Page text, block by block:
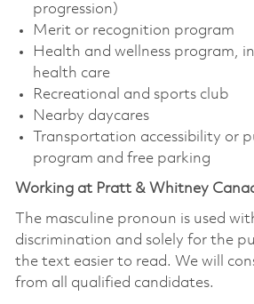
progression)
Merit or recognition program
Health and wellness program,
health care
Recreational and sports club
Nearby daycares
Transportation accessibility or
program and free parking
Working at Pratt & Whitney
The masculine pronoun is used
discrimination and solely for the
the text easier to read. We will
from all qualified candidates.